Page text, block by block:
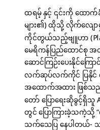
ထရမ့် နှင့် ၎င်းကို ထောက်ခံ
များ၏) ထိုသို့ လိုက်လျော
ကိုင်တွယ်သည့်ဗျူဟာ
မေရိကန်ပြည်ထောင်စု
ဆောင်ကြဉ်းပေးနိုင်ကြေ
လက်ဆုပ်လက်ကိုင် ပြနိုင်
အထောက်အထား ဖြစ်သ
တော် ပြောရေးဆိုခွင့်ရှိ
တွင် ပြောကြားခဲ့သကဲ့
သက်သေပြ နေပါတယ်-